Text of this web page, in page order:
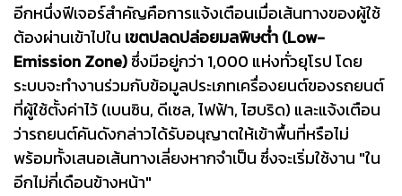
อีกหนึ่งฟีเจอร์สำคัญคือการแจ้งเตือนเมื่อเส้นทางของผู้ใช้
ต้องผ่านเข้าไปใน เขตปลดปล่อยมลพิษต่ำ (Low-
Emission Zone)ซึ่งมีอยู่กว่า 1,000 แห่งทั่วยุโรป โดย
ระบบจะทำงานร่วมกับข้อมูลประเภทเครื่องยนต์ของรถยนต์
ที่ผู้ใช้ตั้งค่าไว้ (เบนซิน, ดีเซล, ไฟฟ้า, ไฮบริด) และแจ้งเตือน
ว่ารถยนต์คันดังกล่าวได้รับอนุญาตให้เข้าพื้นที่หรือไม่
พร้อมทั้งเสนอเส้นทางเลี่ยงหากจำเป็น ซึ่งจะเริ่มใช้งาน "ใน
อีกไม่กี่เดือนข้างหน้า"